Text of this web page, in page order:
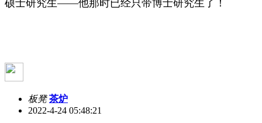
硕士研究生——他那时已经只带博士研究生了！
板凳 茶炉
2022-4-24 05:48:21